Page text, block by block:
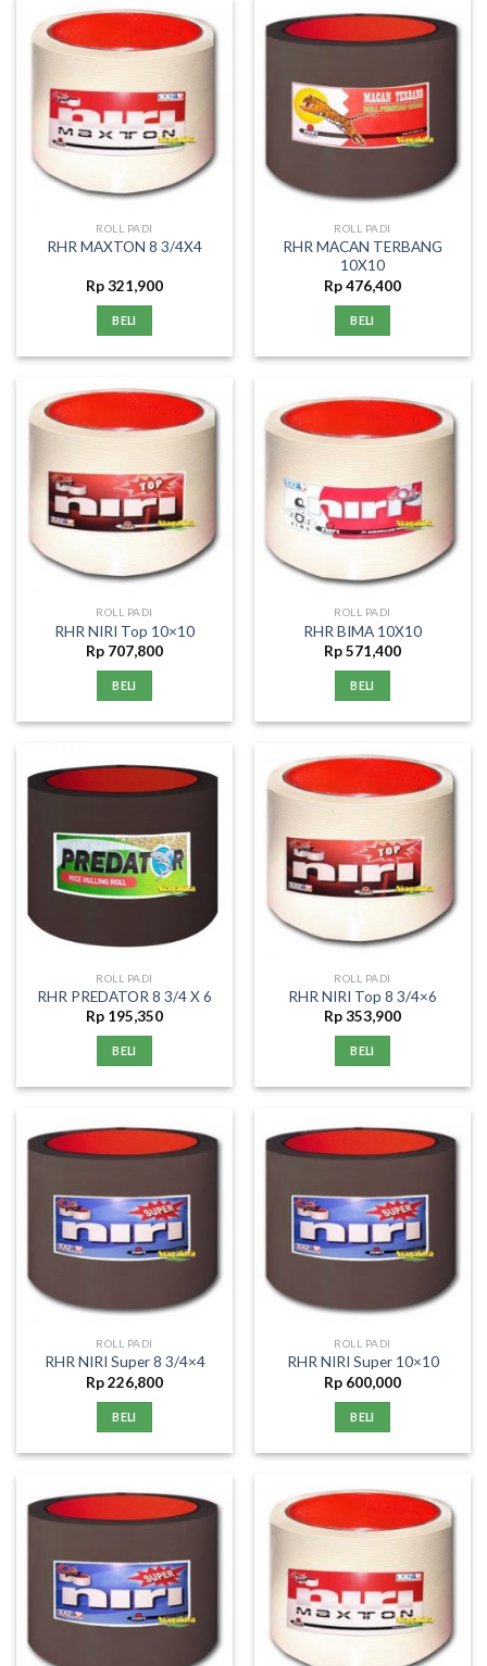
ROLL PADI
RHR MAXTON 8 3/4X4
Rp321,900
BELI
ROLL PADI
RHR MACAN TERBANG
10X10
Rp476,400
BELI
ROLL PADI
RHR NIRI Top 10×10
Rp 707,800
BELI
ROLL PADI
RHR BIMA 10X10
Rp571,400
BELI
ROLL PADI
RHR PREDATOR 8 3/4 X 6
Rp 195,350
BELI
ROLL PADI
RHR NIRI Top 8 3/4×6
Rp353,900
BELI
ROLL PADI
RHR NIRI Super 8 3/4×4
Rp226,800
BELI
ROLL PADI
RHR NIRI Super 10×10
Rp 600,000
BELI